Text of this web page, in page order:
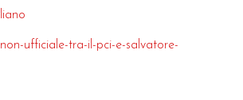
ufficiale-tra-il-pci-e-salvatore-